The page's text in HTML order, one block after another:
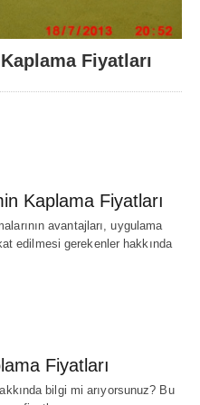
Fiyatları
Kaplama Fiyatları
avantajları, uygulama
edilmesi gerekenler hakkında
Fiyatları
bilgi mi arıyorsunuz? Bu